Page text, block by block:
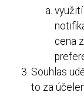
cena
Souhlas
to za